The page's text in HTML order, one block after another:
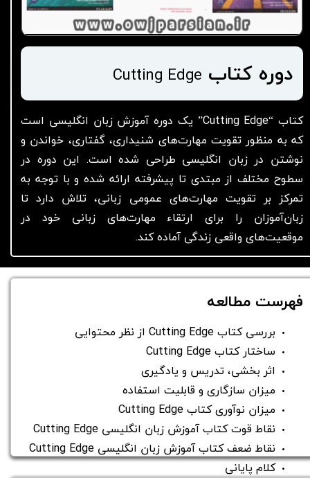
کتاب “Cutting Edge” یک دوره آموزش زبان انگلیسی است
که به منظور تقویت مهارت‌های شنیداری، گفتاری، خواندن و
نوشتن در زبان انگلیسی طراحی شده است. این دوره در
سطوح مختلف از مبتدی تا پیشرفته ارائه شده و با توجه به
تمرکز بر تقویت مهارت‌های عمومی زبانی، تلاش دارد تا
زبان‌آموزان را برای ارتقاء مهارت‌های زبانی خود در
موقعیت‌های واقعی زندگی آماده کند.
دوره کتاب Cutting Edge
فهرست مطالعه
بررسی کتاب Cutting Edge از نظر محتوایی
ساختار کتاب Cutting Edge
اثر بخشی، تدریس و یادگیری
میزان سازگاری و قابلیت استفاده
میزان نوآوری کتاب Cutting Edge
نقاط قوت کتاب آموزش زبان انگلیسی Cutting Edge
نقاط ضعف کتاب آموزش زبان انگلیسی Cutting Edge
کلام پایانی